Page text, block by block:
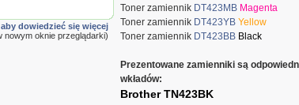
dowiedzieć się więcej
nowym oknie przeglądarki)
Toner zamiennik DT423MB Magenta
Toner zamiennik DT423YB Yellow
Toner zamiennik DT423BB Black
Prezentowane zamienniki są
wkładów:
Brother TN423BK